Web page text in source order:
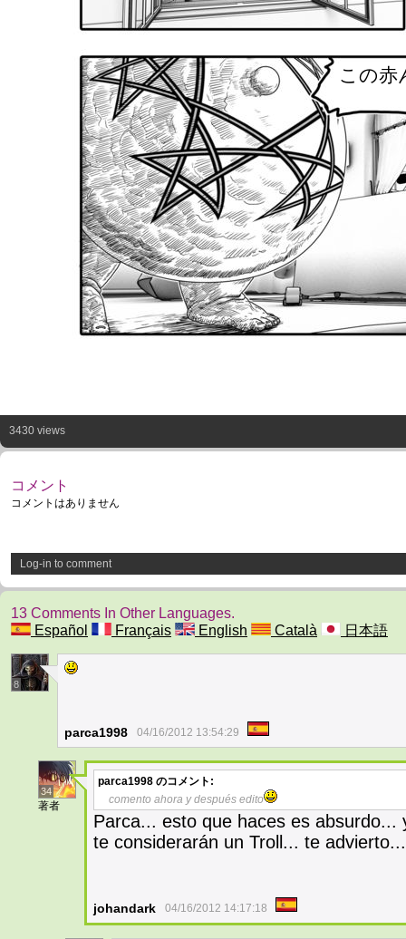
この赤
3430 views
コメント
コメントはありません
Log-in to comment
13 Comments In Other Languages.
Español
Français English Català 日本語
8
parca1998 04/16/2012 13:54:29
34
著者
parca1998 のコメント:
comento ahora y después edito
Parca... esto que haces es
te considerarán un Troll... te advierto...
johandark 04/16/2012 14:17:18